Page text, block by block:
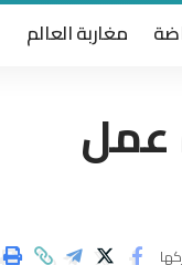
مغاربة العالم
عمل